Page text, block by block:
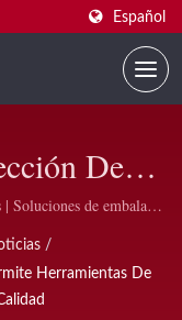
Español
De
De Alta
De
Soluciones de embalaje
GH Plastic
/
Herramientas De